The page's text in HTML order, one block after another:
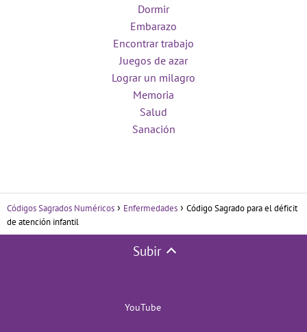
Dormir
Embarazo
Encontrar trabajo
Juegos de azar
Lograr un milagro
Memoria
Salud
Sanación
Códigos Sagrados Numéricos Enfermedades
Código Sagrado para el déficit
de atención infantil
Subir
YouTube